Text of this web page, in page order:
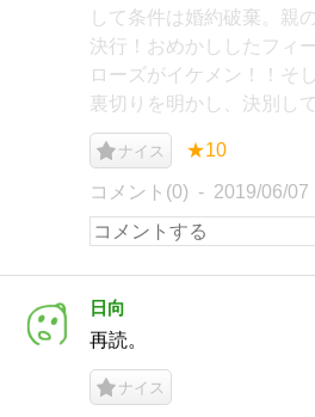
して条件は婚約破棄。親
決行！おめかししたフィ
ローズがイケメン！！そ
裏切りを明かし、決別し
ナイス ★10
コメント(0) 2019/06/07
日向
再読。
ナイス